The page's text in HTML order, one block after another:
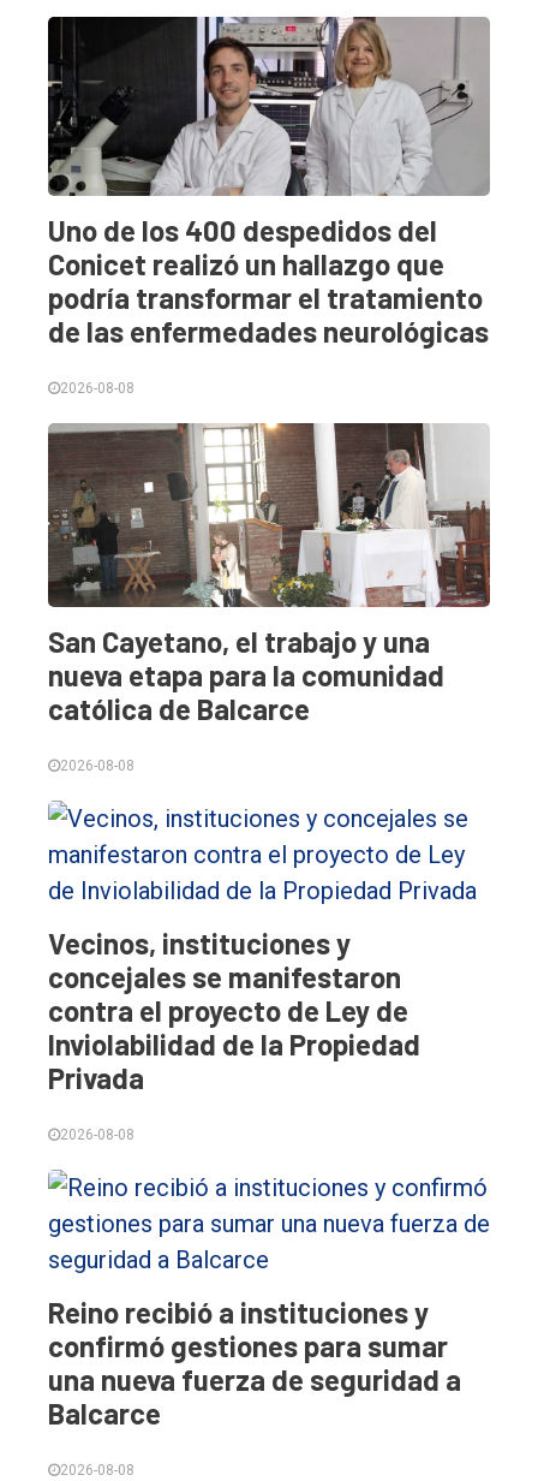
Uno de los 400 despedidos del
Conicet realizó un hallazgo que
podría transformar el tratamiento
de las enfermedades neurológicas
2026-08-08
San Cayetano, el trabajo y una
nueva etapa para la comunidad
católica de Balcarce
2026-08-08
Vecinos, instituciones y
concejales se manifestaron
contra el proyecto de Ley de
Inviolabilidad de la Propiedad
Privada
2026-08-08
Reino recibió a instituciones y
confirmó gestiones para sumar
una nueva fuerza de seguridad a
Balcarce
2026-08-08